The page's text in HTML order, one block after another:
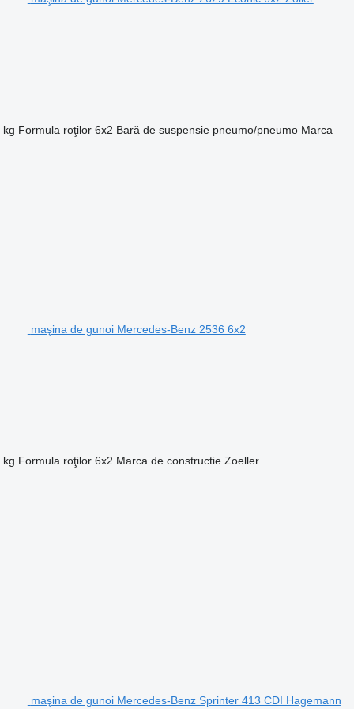
kg Formula roţilor 6x2 Bară de suspensie pneumo/pneumo Marca
maşina de gunoi Mercedes-Benz 2536 6x2
kg Formula roţilor 6x2 Marca de constructie Zoeller
maşina de gunoi Mercedes-Benz Sprinter 413 CDI Hagemann